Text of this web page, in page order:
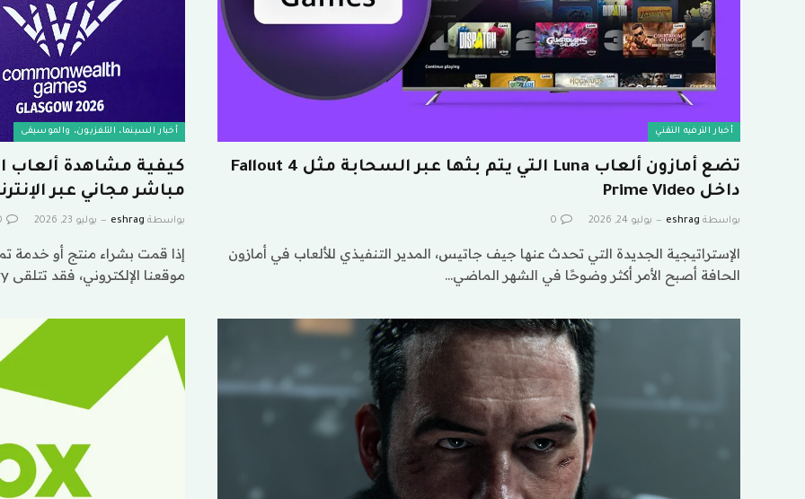
أخبار الترفيه التقني
تضع أمازون ألعاب Luna التي يتم بثها عبر السحابة مثل Fallout 4
داخل Prime Video
بواسطة eshrag يوليو 24, 2026 0
الإستراتيجية الجديدة التي تحدث عنها جيف جاتيس، المدير التنفيذي للألعاب في أمازون
الحافة أصبح الأمر أكثر وضوحًا في الشهر الماضي…
أخبار السينما، التلفزيون، والموسيقى
مباشر مجاني عبر
بواسطة eshrag يوليو 23, 2026
إذا قمت بشراء منتج أو خدمة
موقعنا الإلكتروني، فقد تتلقى Variety…